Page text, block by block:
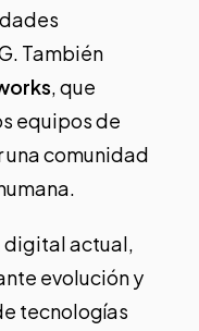
También
, que
equipos de
comunidad
digital actual,
evolución y
tecnologías